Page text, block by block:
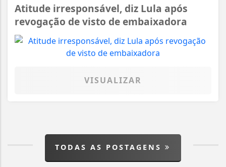
Atitude irresponsável, diz Lula após
revogação de visto de embaixadora
VISUALIZAR
TODAS AS POSTAGENS